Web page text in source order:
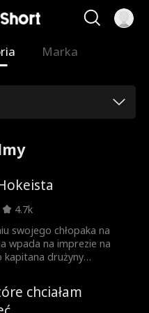
Marka
4.7k
swojego chłopaka na
wpada na imprezie na
drużyny
sypia z dziewczynami tylko
się na niezobowiązującą
zaczynają coś do siebie
chciałam